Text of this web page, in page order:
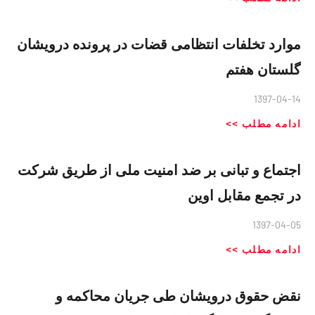
موارد تخلفات انتظامی قضات در پرونده درویشان
گلستان هفتم
1397-04-14
ادامه مطلب >>
اجتماع و تبانی بر ضد امنیت ملی از طریق شرکت
در تجمع مقابل اوین
1397-04-05
ادامه مطلب >>
نقض حقوق درویشان طی جریان محاکمه و